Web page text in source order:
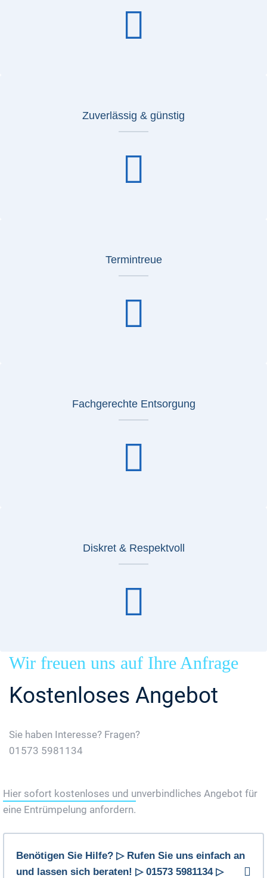
Zuverlässig & günstig
Termintreue
Fachgerechte Entsorgung
Diskret & Respektvoll
Wir freuen uns auf Ihre Anfrage
Kostenloses Angebot
Sie haben Interesse? Fragen?
01573 5981134
Hier sofort kostenloses und unverbindliches Angebot für
eine Entrümpelung anfordern.
Benötigen Sie Hilfe? ▷ Rufen Sie uns einfach an
und lassen sich beraten! ▷ 01573 5981134 ▷